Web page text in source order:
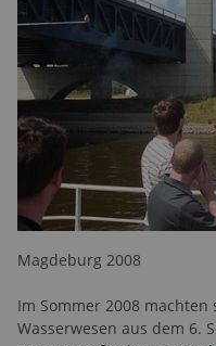
Magdeburg 2008
Im Sommer 2008
Wasserwesen aus dem 6.